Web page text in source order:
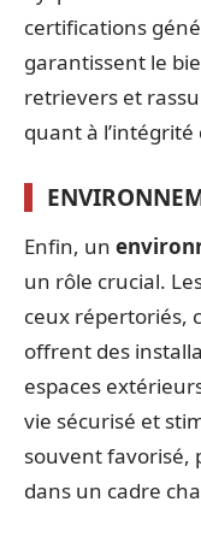
certifications
garantissent le
retrievers et
quant à l’intégrité
Enfin, un
un rôle crucial.
ceux répertoriés,
offrent des
espaces
vie sécurisé et
souvent favorisé,
dans un cadre